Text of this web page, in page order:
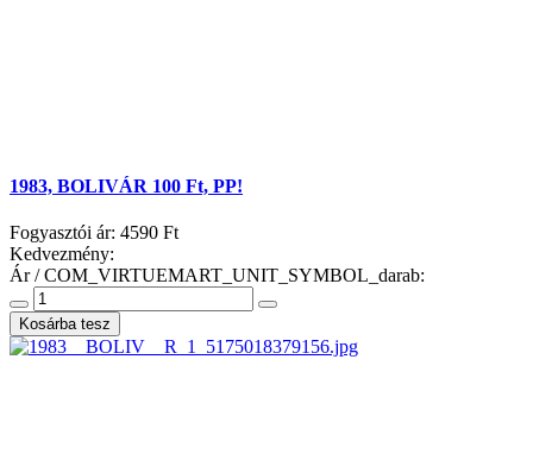
1983, BOLIVÁR 100 Ft, PP!
Fogyasztói ár: 4590 Ft
Kedvezmény:
Ár / COM_VIRTUEMART_UNIT_SYMBOL_darab: